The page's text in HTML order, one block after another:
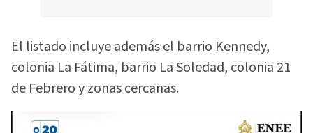
El listado incluye además el barrio Kennedy,
colonia La Fátima, barrio La Soledad, colonia 21
de Febrero y zonas cercanas.